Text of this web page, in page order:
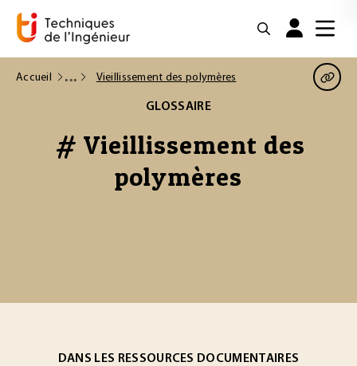
Accueil Vieillissement des polymères
GLOSSAIRE
# Vieillissement des
polymères
DANS LES RESSOURCES DOCUMENTAIRES